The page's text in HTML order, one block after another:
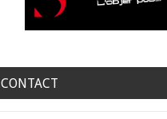
CONTACT